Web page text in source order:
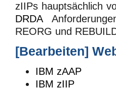
zIIPs hauptsächlich
DRDA
REORG und
[Bearbeiten]
IBM zAAP
IBM zIIP